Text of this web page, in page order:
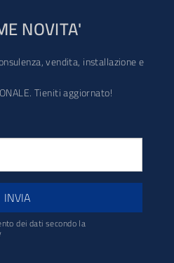
NOVITA'
vendita, installazione e
Tieniti aggiornato!
INVIA
dei dati secondo la